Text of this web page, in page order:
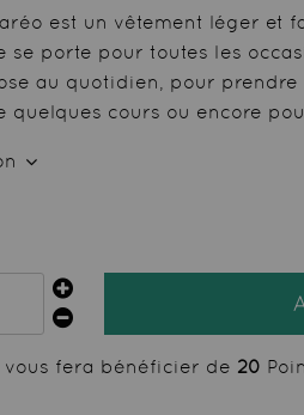
est un vêtement léger et
se porte pour toutes les
au quotidien, pour
quelques cours ou encore
vous fera bénéficier de 20